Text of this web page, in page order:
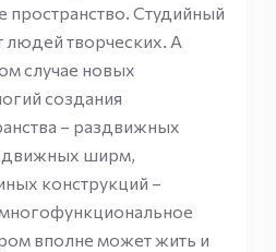
пространство. Студийный
людей творческих. А
случае новых
создания
– раздвижных
ширм,
конструкций –
вполне может жить и